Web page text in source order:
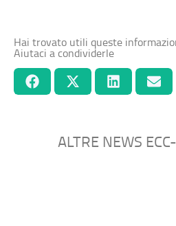
Hai trovato utili queste
Aiutaci a condividerle
ALTRE NEWS